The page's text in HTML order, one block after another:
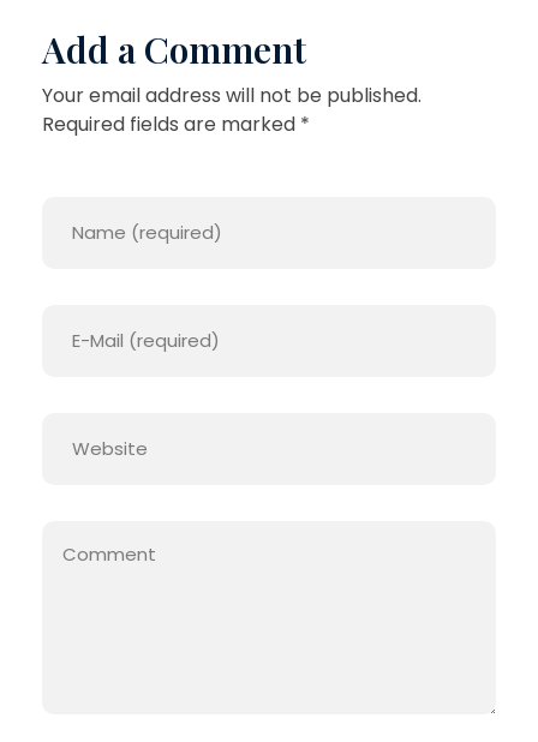
A
Add a Comment
Your email address will not be published.
Required fields are marked *